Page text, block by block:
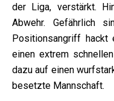
der Liga, verstärkt.
Abwehr. Gefährlich
Positionsangriff hackt
einen extrem
dazu auf einen
besetzte Mannschaft.